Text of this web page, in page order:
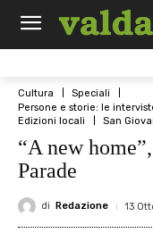
Cultura
Speciali
Persone e storie: le
Edizioni locali
San
“A new
Parade
di Redazione 13